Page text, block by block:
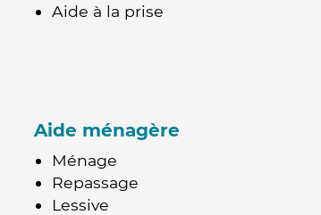
Aide à la prise
Aide ménagère
Ménage
Repassage
Lessive